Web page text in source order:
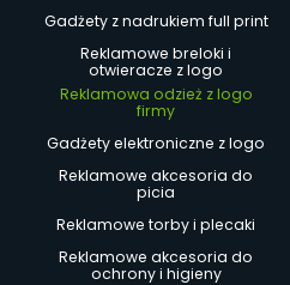
Gadżety z nadrukiem full print
Reklamowe breloki i
otwieracze z logo
Reklamowa odzież z logo
firmy
Gadżety elektroniczne z logo
Reklamowe akcesoria do
picia
Reklamowe torby i plecaki
Reklamowe akcesoria do
ochrony i higieny